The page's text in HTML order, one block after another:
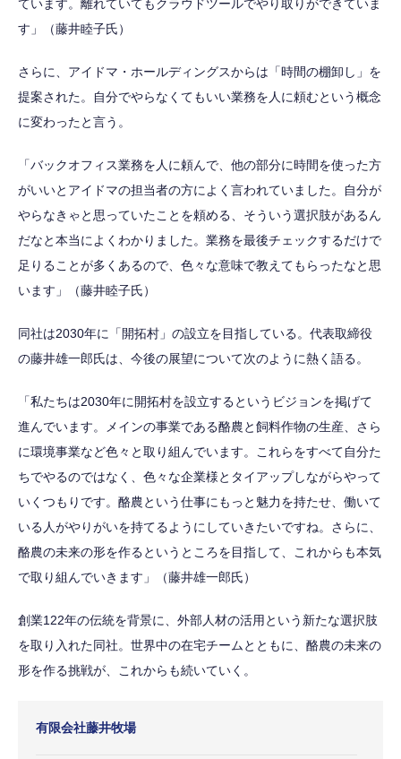
ています。離れていてもクラウドツールでやり取りができていま
す」（藤井睦子氏）
さらに、アイドマ・ホールディングスからは「時間の棚卸し」を
提案された。自分でやらなくてもいい業務を人に頼むという概念
に変わったと言う。
「バックオフィス業務を人に頼んで、他の部分に時間を使った方
がいいとアイドマの担当者の方によく言われていました。自分が
やらなきゃと思っていたことを頼める、そういう選択肢があるん
だなと本当によくわかりました。業務を最後チェックするだけで
足りることが多くあるので、色々な意味で教えてもらったなと思
います」（藤井睦子氏）
同社は2030年に「開拓村」の設立を目指している。代表取締役
の藤井雄一郎氏は、今後の展望について次のように熱く語る。
「私たちは2030年に開拓村を設立するというビジョンを掲げて
進んでいます。メインの事業である酪農と飼料作物の生産、さら
に環境事業など色々と取り組んでいます。これらをすべて自分た
ちでやるのではなく、色々な企業様とタイアップしながらやって
いくつもりです。酪農という仕事にもっと魅力を持たせ、働いて
いる人がやりがいを持てるようにしていきたいですね。さらに、
酪農の未来の形を作るというところを目指して、これからも本気
で取り組んでいきます」（藤井雄一郎氏）
創業122年の伝統を背景に、外部人材の活用という新たな選択肢
を取り入れた同社。世界中の在宅チームとともに、酪農の未来の
形を作る挑戦が、これからも続いていく。
有限会社藤井牧場